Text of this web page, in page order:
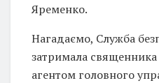
Яременко.
Нагадаємо, Служба
затримала
агентом головного